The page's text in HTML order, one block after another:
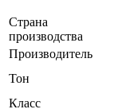
Страна
производства
Производитель
Тон
Класс